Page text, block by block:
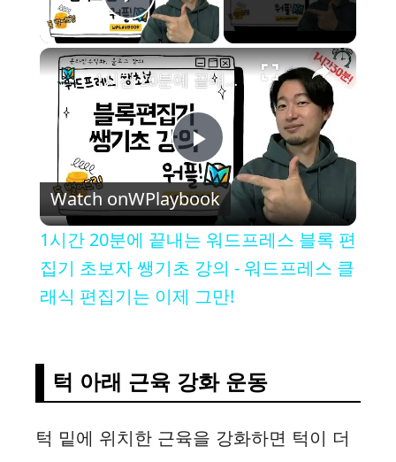
Play Video
×
P
l
a
V
i
1시간 20분에 끝내는 워드프레스 블록 편집기 초보자 쌩기초 강의 - 워드프레스 클래식 편집기는 이제 그만!
Watch onWPlaybook
1시간 20분에 끝내는 워드프레스 블록 편
집기 초보자 쌩기초 강의 - 워드프레스 클
래식 편집기는 이제 그만!
턱 아래 근육 강화 운동
턱 밑에 위치한 근육을 강화하면 턱이 더